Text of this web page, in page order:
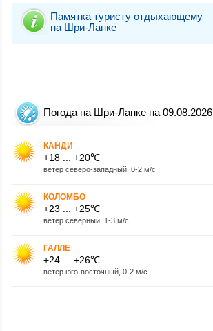
Памятка туристу отдыхающему
на Шри-Ланке
Погода на Шри-Ланке на 09.08.2026
КАНДИ
+18 ... +20℃
ветер северо-западный, 0-2 м/с
КОЛОМБО
+23 ... +25℃
ветер северный, 1-3 м/с
ГАЛЛЕ
+24 ... +26℃
ветер юго-восточный, 0-2 м/с